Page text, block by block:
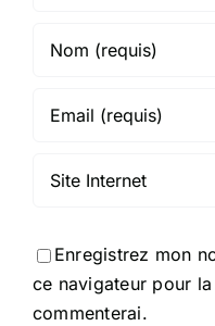
Enregistrez mon
ce navigateur pour
commenterai.